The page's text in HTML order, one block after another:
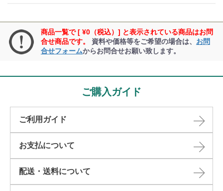
商品一覧で [ ¥0（税込）] と表示されている商品はお問
合せ商品です。
資料や価格等をご希望の場合は、 お問
合せフォームからお問合せお願い致します。
ご購入ガイド
ご利用ガイド
お支払について
配送・送料について